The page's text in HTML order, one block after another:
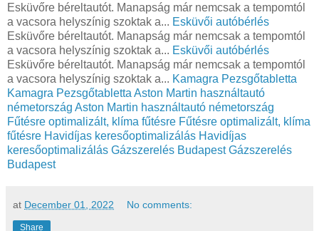
Esküvőre béreltautót. Manapság már nemcsak a tempomtól
a vacsora helyszínig szoktak a... Esküvői autóbérlés
Esküvőre béreltautót. Manapság már nemcsak a tempomtól
a vacsora helyszínig szoktak a... Esküvői autóbérlés
Esküvőre béreltautót. Manapság már nemcsak a tempomtól
a vacsora helyszínig szoktak a... Kamagra Pezsgőtabletta
Kamagra Pezsgőtabletta Aston Martin használtautó
németország Aston Martin használtautó németország
Fűtésre optimalizált, klíma fűtésre Fűtésre optimalizált, klíma
fűtésre Havidíjas keresőoptimalizálás Havidíjas
keresőoptimalizálás Gázszerelés Budapest Gázszerelés
Budapest
at December 01, 2022 No comments:
Share